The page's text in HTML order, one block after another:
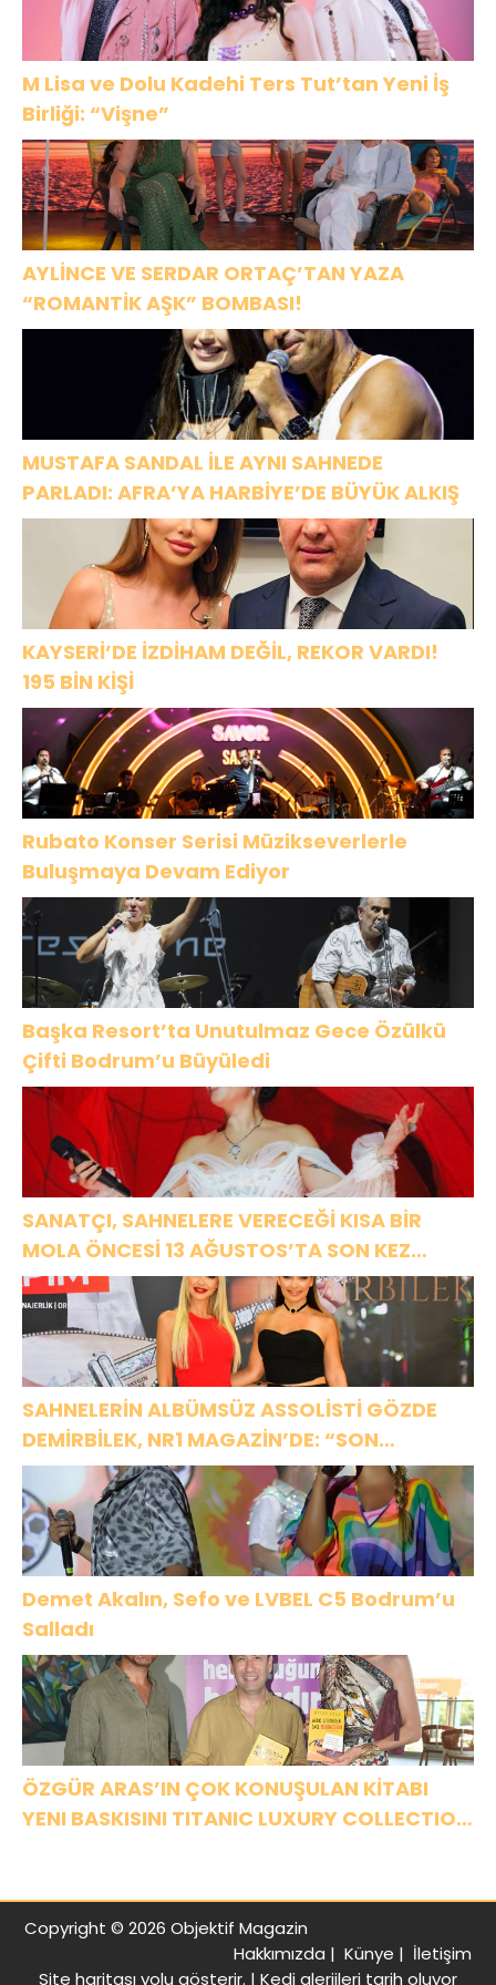
OLARAK VAR
OLACAĞIM!”
M Lisa ve Dolu Kadehi Ters Tut’tan Yeni İş
Birliği: “Vişne”
AYLİNCE VE SERDAR ORTAÇ’TAN YAZA
“ROMANTİK AŞK” BOMBASI!
MUSTAFA SANDAL İLE AYNI SAHNEDE
PARLADI: AFRA’YA HARBİYE’DE BÜYÜK ALKIŞ
KAYSERİ’DE İZDİHAM DEĞİL, REKOR VARDI!
195 BİN KİŞİ
Rubato Konser Serisi Müzikseverlerle
Buluşmaya Devam Ediyor
Başka Resort’ta Unutulmaz Gece Özülkü
Çifti Bodrum’u Büyüledi
SANATÇI, SAHNELERE VERECEĞİ KISA BİR
MOLA ÖNCESİ 13 AĞUSTOS’TA SON KEZ
HARBİYE’DE OLACAK!
SAHNELERİN ALBÜMSÜZ ASSOLİSTİ GÖZDE
DEMİRBİLEK, NR1 MAGAZİN’DE: “SON
ASSOLİST OLARAK VAR OLACAĞIM!”
Demet Akalın, Sefo ve LVBEL C5 Bodrum’u
Salladı
ÖZGÜR ARAS’IN ÇOK KONUŞULAN KİTABI
YENI BASKISINI TITANIC LUXURY COLLECTION
Copyright © 2026 Objektif Magazin
Hakkımızda | Künye | İletişim
Site haritası yolu gösterir. | Kedi alerjileri tarih oluyor